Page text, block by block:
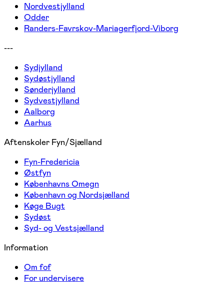
Nordvestjylland
Odder
Randers-Favrskov-Mariagerfjord-Viborg
---
Sydjylland
Sydøstjylland
Sønderjylland
Sydvestjylland
Aalborg
Aarhus
Aftenskoler Fyn/Sjælland
Fyn-Fredericia
Østfyn
Københavns Omegn
København og Nordsjælland
Køge Bugt
Sydøst
Syd- og Vestsjælland
Information
Om fof
For undervisere